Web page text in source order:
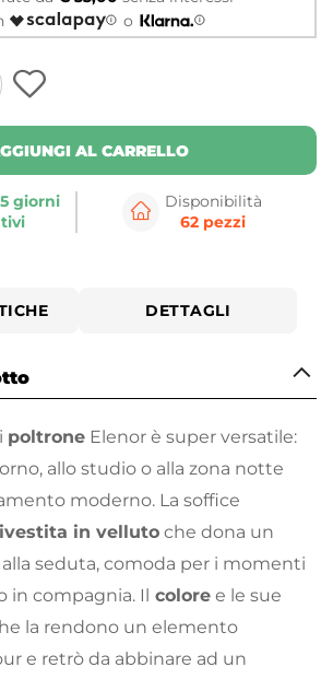
o
AL CARRELLO
5 giorni
Disponibilità
62 pezzi
DETTAGLI
poltrone Elenor è super versatile:
allo studio o alla zona notte
moderno. La soffice
in velluto che dona un
seduta, comoda per i momenti
in compagnia. Il colore e le sue
la rendono un elemento
e retrò da abbinare ad un